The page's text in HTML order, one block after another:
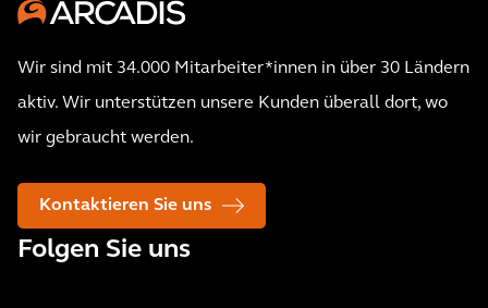
Wir sind mit 34.000 Mitarbeiter*innen in über 30 Ländern
aktiv. Wir unterstützen unsere Kunden überall dort, wo
wir gebraucht werden.
Kontaktieren Sie uns
Folgen Sie uns